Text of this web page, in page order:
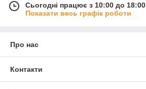
Сьогодні працює з 10:00 до 18:00
Показати весь графік роботи
Про нас
Контакти